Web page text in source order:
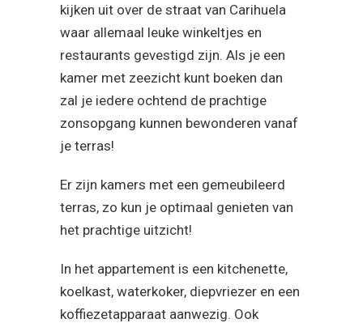
kijken uit over de straat van Carihuela
waar allemaal leuke winkeltjes en
restaurants gevestigd zijn. Als je een
kamer met zeezicht kunt boeken dan
zal je iedere ochtend de prachtige
zonsopgang kunnen bewonderen vanaf
je terras!
Er zijn kamers met een gemeubileerd
terras, zo kun je optimaal genieten van
het prachtige uitzicht!
In het appartement is een kitchenette,
koelkast, waterkoker, diepvriezer en een
koffiezetapparaat aanwezig. Ook